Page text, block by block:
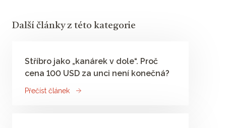
Další články z této kategorie
Stříbro jako „kanárek v dole“. Proč
cena 100 USD za unci není konečná?
Přečíst článek